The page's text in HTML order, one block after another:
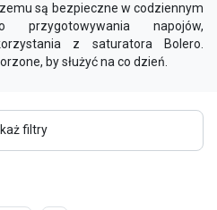
są bezpieczne w codziennym
przygotowywania napojów,
z saturatora Bolero.
by służyć na co dzień.
filtry